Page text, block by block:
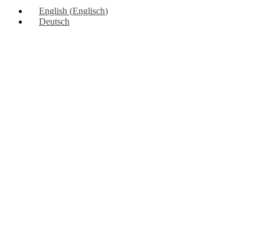
English (Englisch)
Deutsch